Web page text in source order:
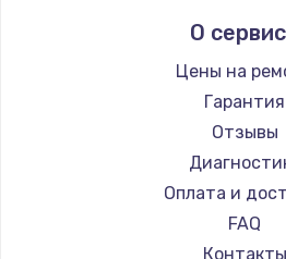
Hunter
Shorner
Joyor
Minimotors
Bork
Segway
KIRIN
О
Цены на
Гарантия
Отзывы
Оплата и
FAQ
Контакты